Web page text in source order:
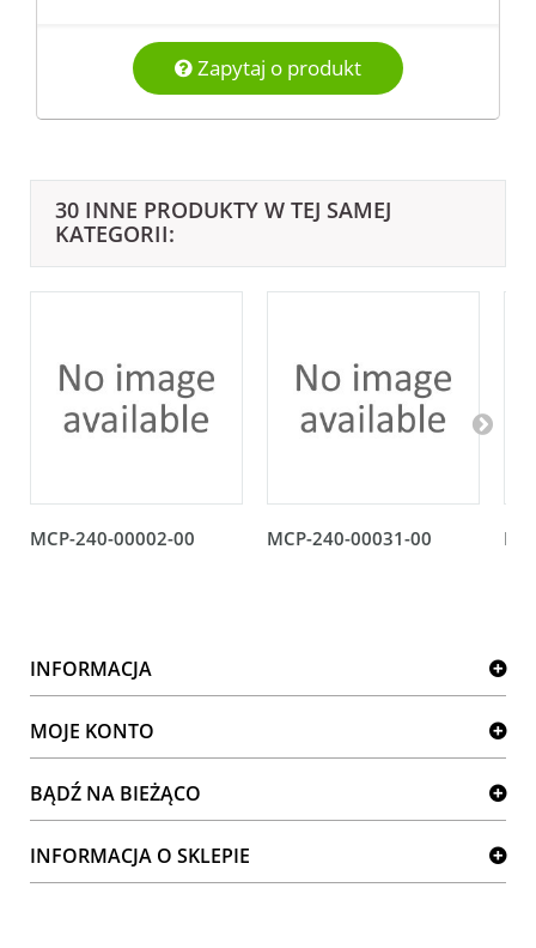
Zapytaj o produkt
30 INNE PRODUKTY W TEJ SAMEJ
KATEGORII:
MCP-240-00002-00 MCP-240-00031-00
INFORMACJA
MOJE KONTO
BĄDŹ NA BIEŻĄCO
INFORMACJA O SKLEPIE